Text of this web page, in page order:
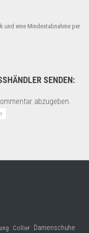
und eine Mindestabnahme per
SENDEN:
abzugeben.
Collier Damenschuhe